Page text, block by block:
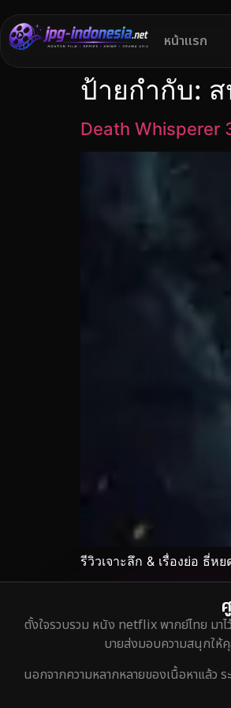
หน้าแรก
ป้ายกำกับ:
Death Whisperer
รีวิวเจาะลึก & เรื่องย่อ ธี่ห
ตั้งใจรวบรวม หนัง netflix พากย์ไทย มา
บายส่งมอบความสนุกให้
นอกจากความหลากหลายของเนื้อหาแล้